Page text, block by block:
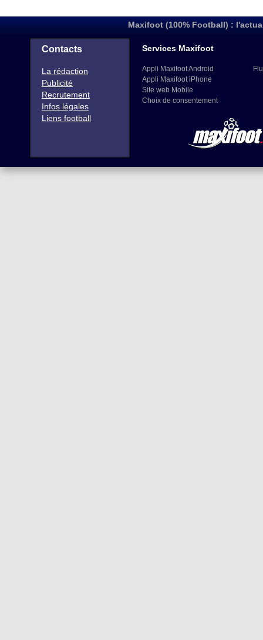
Maxifoot (100% Football) :
Contacts
La rédaction
Publicité
Recrutement
Infos légales
Liens football
Services Maxifoot
Appli Maxifoot Android
Appli Maxifoot iPhone
Site web Mobile
Choix de consentement